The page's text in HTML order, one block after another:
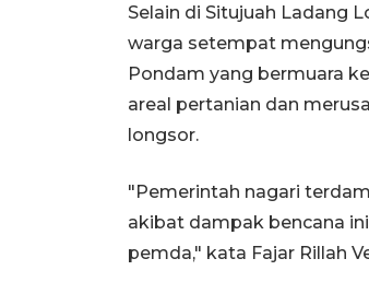
Selain di Situjuah Ladang
warga setempat
Pondam yang bermuara
areal pertanian dan
longsor.
"Pemerintah nagari
akibat dampak bencana
pemda," kata Fajar Rillah